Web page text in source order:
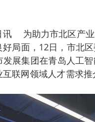
为助力市北区产业
局面，12日，市北
展集团在青岛人工
互联网领域人才需求